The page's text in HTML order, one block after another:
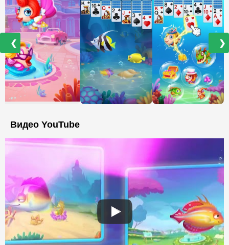
❮ ❯
Видео YouTube